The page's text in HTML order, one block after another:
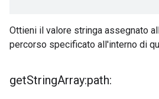
Ottieni il valore stringa assegnato
percorso specificato all'interno di
getStringArray:path: